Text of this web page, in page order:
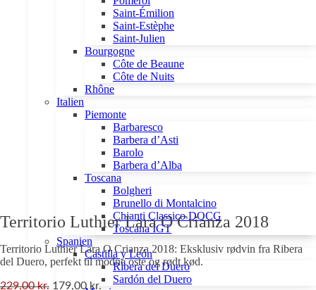
Saint-Émilion
Saint-Estèphe
Saint-Julien
Bourgogne
Côte de Beaune
Côte de Nuits
Rhône
Italien
Piemonte
Barbaresco
Barbera d’Asti
Barolo
Barbera d’Alba
Toscana
Bolgheri
Brunello di Montalcino
Chianti Classico DOCG
Toscana IGT
Spanien
Castilla y León
Ribera del Duero
Sardón del Duero
Territorio Luthier Lara O Crianza 2018
Territorio Luthier Lara O Crianza 2018: Eksklusiv rødvin fra Ribera
del Duero, perfekt til modne oste og rødt kød.
229,00kr. 179,00 kr.